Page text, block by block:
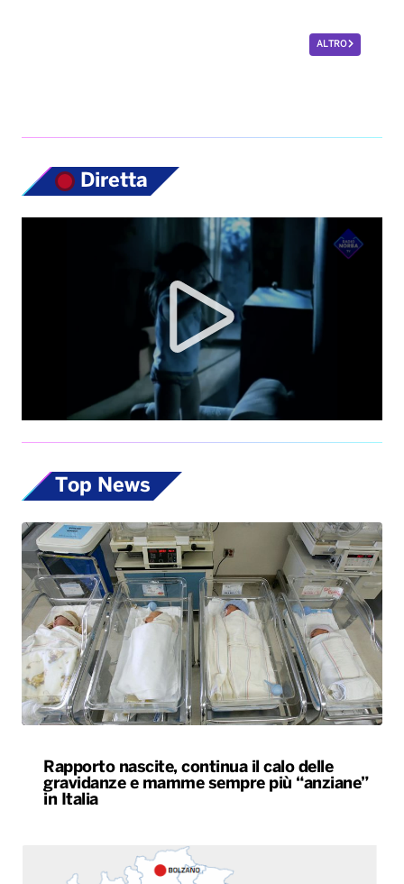
ALTRO
Diretta
Top News
Rapporto nascite, continua il calo delle
gravidanze e mamme sempre più “anziane”
in Italia